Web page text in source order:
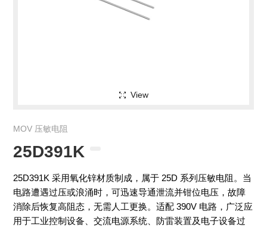
View
MOV 压敏电阻
25D391K
25D391K 采用氧化锌材质制成，属于 25D 系列压敏电阻。当
电路遭遇过压或浪涌时，可迅速导通泄流并钳位电压，故障
消除后恢复高阻态，无需人工更换。适配 390V 电路，广泛应
用于工业控制设备、交流电源系统、防雷装置及电子设备过